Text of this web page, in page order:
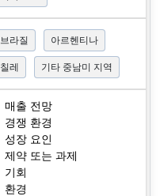
브라질
아르헨티나
칠레
기타 중남미 지역
매출 전망
경쟁 환경
성장 요인
제약 또는 과제
기회
환경